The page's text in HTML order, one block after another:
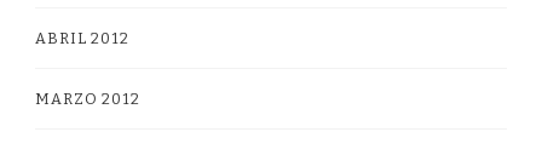
ABRIL 2012
MARZO 2012